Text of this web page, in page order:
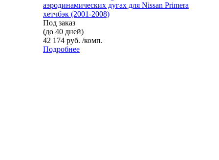
аэродинамических дугах для Nissan Primera
хетчбэк (2001-2008)
Под заказ
(до 40 дней)
42 174 руб. /комп.
Подробнее